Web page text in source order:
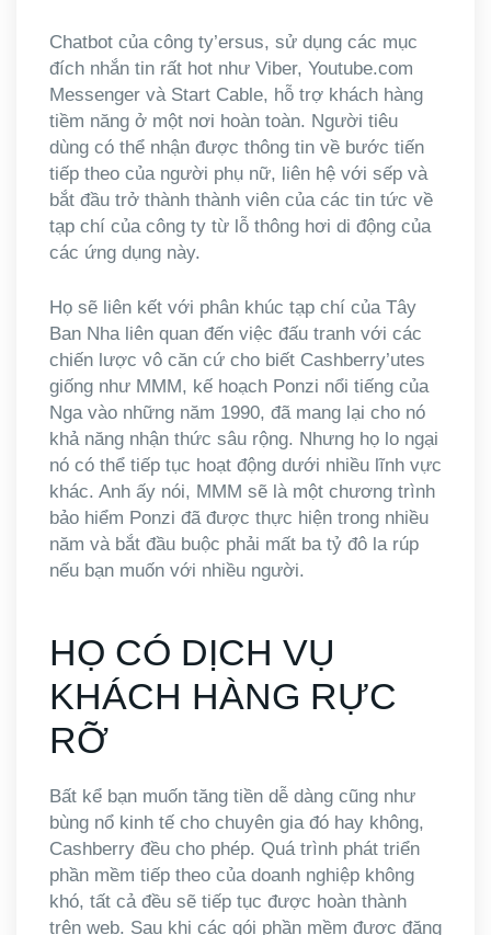
Chatbot của công ty’ersus, sử dụng các mục
đích nhắn tin rất hot như Viber, Youtube.com
Messenger và Start Cable, hỗ trợ khách hàng
tiềm năng ở một nơi hoàn toàn. Người tiêu
dùng có thể nhận được thông tin về bước tiến
tiếp theo của người phụ nữ, liên hệ với sếp và
bắt đầu trở thành thành viên của các tin tức về
tạp chí của công ty từ lỗ thông hơi di động của
các ứng dụng này.
Họ sẽ liên kết với phân khúc tạp chí của Tây
Ban Nha liên quan đến việc đấu tranh với các
chiến lược vô căn cứ cho biết Cashberry’utes
giống như MMM, kế hoạch Ponzi nổi tiếng của
Nga vào những năm 1990, đã mang lại cho nó
khả năng nhận thức sâu rộng. Nhưng họ lo ngại
nó có thể tiếp tục hoạt động dưới nhiều lĩnh vực
khác. Anh ấy nói, MMM sẽ là một chương trình
bảo hiểm Ponzi đã được thực hiện trong nhiều
năm và bắt đầu buộc phải mất ba tỷ đô la rúp
nếu bạn muốn với nhiều người.
HỌ CÓ DỊCH VỤ
KHÁCH HÀNG RỰC
RỠ
Bất kể bạn muốn tăng tiền dễ dàng cũng như
bùng nổ kinh tế cho chuyên gia đó hay không,
Cashberry đều cho phép. Quá trình phát triển
phần mềm tiếp theo của doanh nghiệp không
khó, tất cả đều sẽ tiếp tục được hoàn thành
trên web. Sau khi các gói phần mềm được đăng